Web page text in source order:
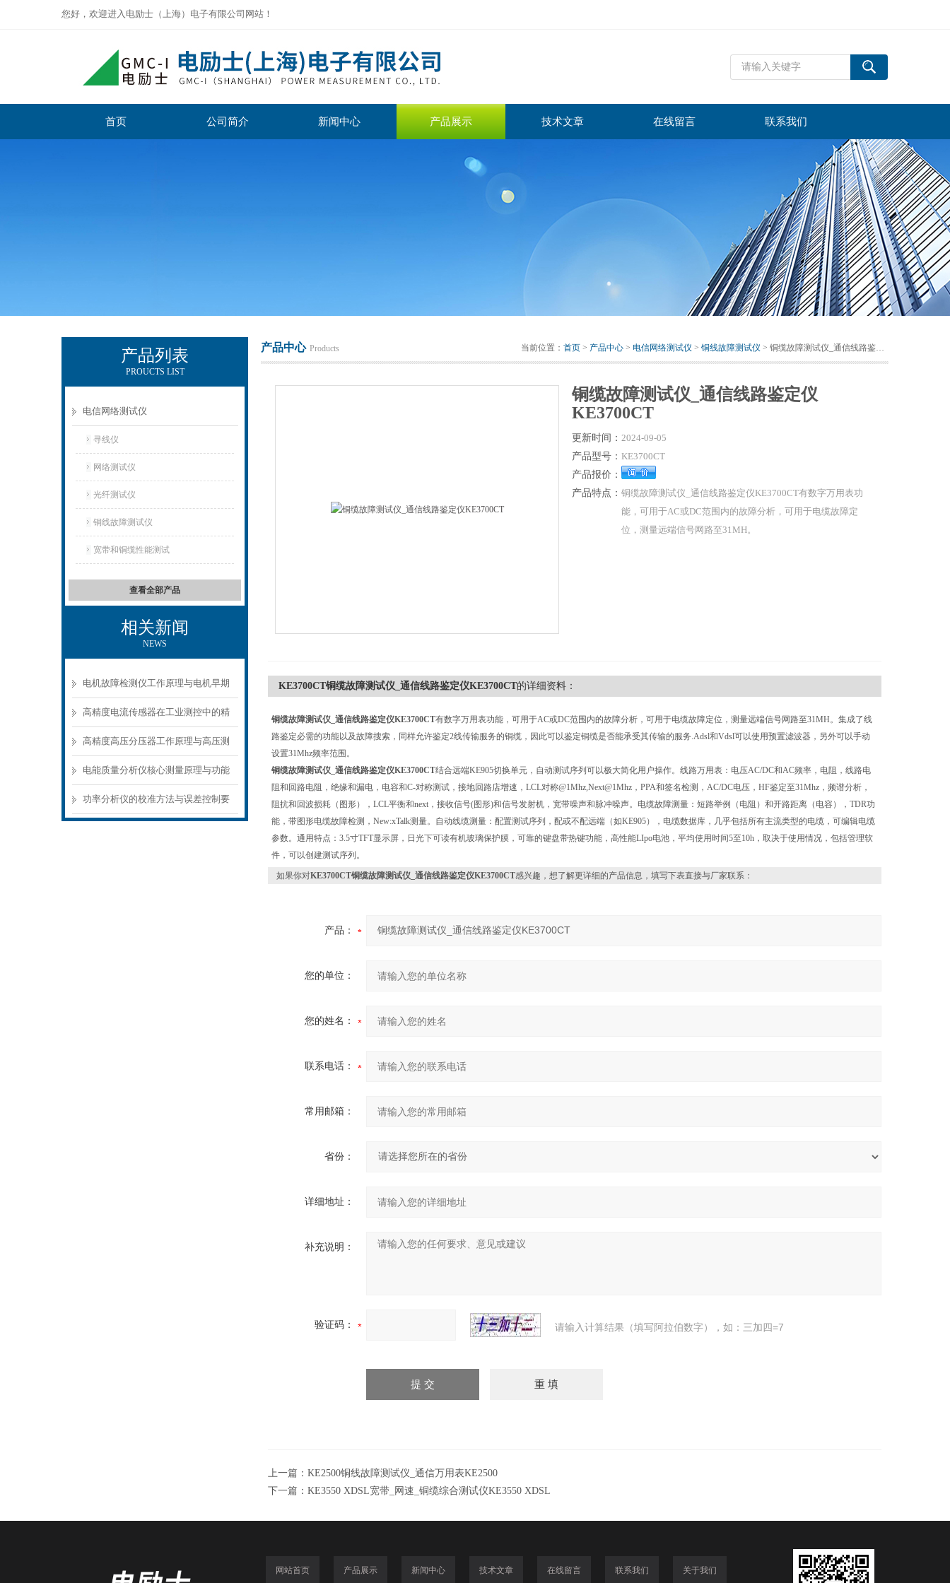
您好，欢迎进入电励士（上海）电子有限公司网站！
首页 公司简介 新闻中心 产品展示 技术文章 在线留言 联系我们
产品列表
PROUCTS LIST
电信网络测试仪
寻线仪
网络测试仪
光纤测试仪
铜线故障测试仪
宽带和铜缆性能测试
查看全部产品
相关新闻
NEWS
电机故障检测仪工作原理与电机早期
故障诊断方案
高精度电流传感器在工业测控中的精
准测量方案
高精度高压分压器工作原理与高压测
量应用场景
电能质量分析仪核心测量原理与功能
模块解析
功率分析仪的校准方法与误差控制要
产品中心 Products 当前位置： 首页 > 产品中心 > 电信网络测试仪 > 铜线故障测试仪 > 铜缆故障测试仪_通信线路鉴定仪KE3700CT
铜缆故障测试仪_通信线路鉴定仪
KE3700CT
更新时间： 2024-09-05
产品型号： KE3700CT
产品报价：
产品特点： 铜缆故障测试仪_通信线路鉴定仪KE3700CT有数字万用表功
能，可用于AC或DC范围内的故障分析，可用于电缆故障定
位，测量远端信号网路至31MH。
KE3700CT铜缆故障测试仪_通信线路鉴定仪KE3700CT的详细资料：
铜缆故障测试仪_通信线路鉴定仪KE3700CT有数字万用表功能，可用于AC或DC范围内的故障分析，可用于电缆故障定位，测量远端信号网路至31MH。集成了线
路鉴定必需的功能以及故障搜索，同样允许鉴定2线传输服务的铜缆，因此可以鉴定铜缆是否能承受其传输的服务.Adsl和Vdsl可以使用预置滤波器，另外可以手动
设置31Mhz频率范围。
铜缆故障测试仪_通信线路鉴定仪KE3700CT结合远端KE905切换单元，自动测试序列可以极大简化用户操作。线路万用表：电压AC/DC和AC频率，电阻，线路电
阻和回路电阻，绝缘和漏电，电容和C-对称测试，接地回路店增速，LCL对称@1Mhz,Next@1Mhz，PPA和签名检测，AC/DC电压，HF鉴定至31Mhz，频谱分析，
阻抗和回波损耗（图形），LCL平衡和next，接收信号(图形)和信号发射机，宽带噪声和脉冲噪声。电缆故障测量：短路举例（电阻）和开路距离（电容），TDR功
能，带图形电缆故障检测，New:xTalk测量。自动线缆测量：配置测试序列，配或不配远端（如KE905），电缆数据库，几乎包括所有主流类型的电缆，可编辑电缆
参数。通用特点：3.5寸TFT显示屏，日光下可读有机玻璃保护膜，可靠的键盘带热键功能，高性能LIpo电池，平均使用时间5至10h，取决于使用情况，包括管理软
件，可以创建测试序列。
如果你对KE3700CT铜缆故障测试仪_通信线路鉴定仪KE3700CT感兴趣，想了解更详细的产品信息，填写下表直接与厂家联系：
产品：
您的单位：
您的姓名：
联系电话：
常用邮箱：
省份：
详细地址：
补充说明：
验证码： 请输入计算结果（填写阿拉伯数字），如：三加四=7
上一篇： KE2500铜线故障测试仪_通信万用表KE2500
下一篇： KE3550 XDSL宽带_网速_铜缆综合测试仪KE3550 XDSL
网站首页 产品展示 新闻中心 技术文章 在线留言 联系我们 关于我们